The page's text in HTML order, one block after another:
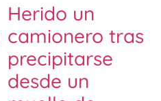
Herido un
camionero tras
precipitarse
desde un